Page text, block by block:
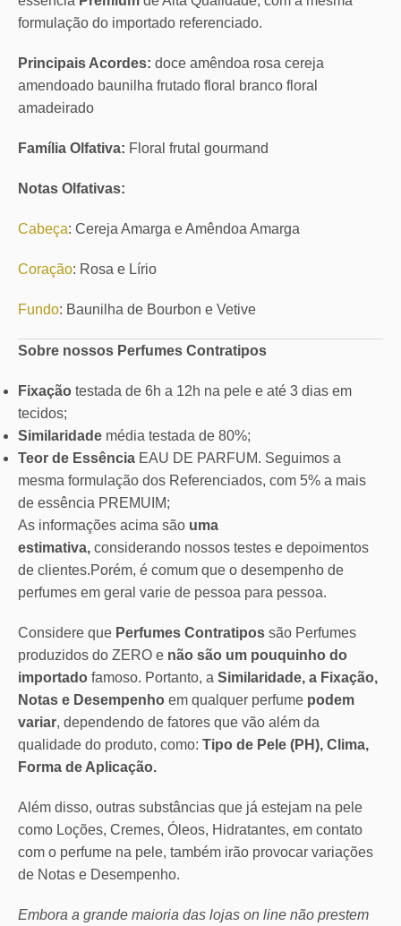
formulação do importado referenciado.
Principais Acordes: doce amêndoa rosa cereja
amendoado baunilha frutado floral branco floral
amadeirado
Família Olfativa: Floral frutal gourmand
Notas Olfativas:
Cabeça: Cereja Amarga e Amêndoa Amarga
Coração: Rosa e Lírio
Fundo: Baunilha de Bourbon e Vetive
Sobre nossos Perfumes Contratipos
Fixação testada de 6h a 12h na pele e até 3 dias em
tecidos;
Similaridade média testada de 80%;
Teor de Essência EAU DE PARFUM. Seguimos a
mesma formulação dos Referenciados, com 5% a mais
de essência PREMUIM;
As informações acima são uma
estimativa, considerando nossos testes e depoimentos
de clientes.Porém, é comum que o desempenho de
perfumes em geral varie de pessoa para pessoa.
Considere que Perfumes Contratipos são Perfumes
produzidos do ZERO e não são um pouquinho do
importado famoso. Portanto, a Similaridade, a Fixação,
Notas e Desempenho em qualquer perfume podem
variar, dependendo de fatores que vão além da
qualidade do produto, como: Tipo de Pele (PH), Clima,
Forma de Aplicação.
Além disso, outras substâncias que já estejam na pele
como Loções, Cremes, Óleos, Hidratantes, em contato
com o perfume na pele, também irão provocar variações
de Notas e Desempenho.
Embora a grande maioria das lojas on line não prestem